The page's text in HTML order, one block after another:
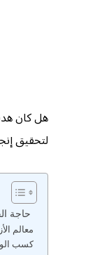
هل كان
لتحقيق
حاجة
معالم
كسب